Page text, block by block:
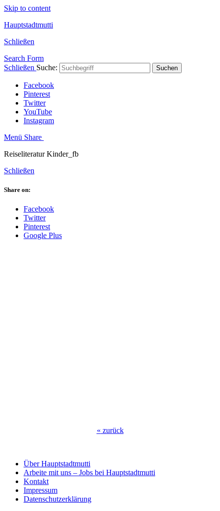
Skip to content
Hauptstadtmutti
Schließen
Search Form
Schließen Suche: Suchen
Facebook
Pinterest
Twitter
YouTube
Instagram
Menü Share
Reiseliteratur Kinder_fb
Schließen
Share on:
Facebook
Twitter
Pinterest
Google Plus
« zurück
Über Hauptstadtmutti
Arbeite mit uns – Jobs bei Hauptstadtmutti
Kontakt
Impressum
Datenschutzerklärung